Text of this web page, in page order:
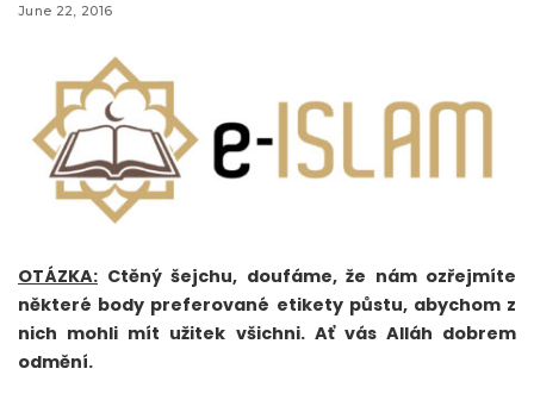
June 22, 2016
OTÁZKA: Ctěný šejchu, doufáme, že nám ozřejmíte
některé body preferované etikety půstu, abychom z
nich mohli mít užitek všichni. Ať vás Alláh dobrem
odmění.